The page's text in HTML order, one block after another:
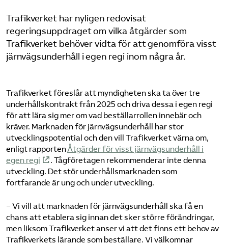
Trafikverket har nyligen redovisat
regeringsuppdraget om vilka åtgärder som
Trafikverket behöver vidta för att genomföra visst
järnvägsunderhåll i egen regi inom några år.
Trafikverket föreslår att myndigheten ska ta över tre
underhållskontrakt från 2025 och driva dessa i egen regi
för att lära sig mer om vad beställarrollen innebär och
kräver. Marknaden för järnvägsunderhåll har stor
utvecklingspotential och den vill Trafikverket värna om,
enligt rapportenÅtgärder för visst järnvägsunderhåll i
egen regi
. Tågföretagen rekommenderar inte denna
utveckling. Det stör underhållsmarknaden som
fortfarande är ung och under utveckling.
− Vi vill att marknaden för järnvägsunderhåll ska få en
chans att etablera sig innan det sker större förändringar,
men liksom Trafikverket anser vi att det finns ett behov av
Trafikverkets lärande som beställare. Vi välkomnar